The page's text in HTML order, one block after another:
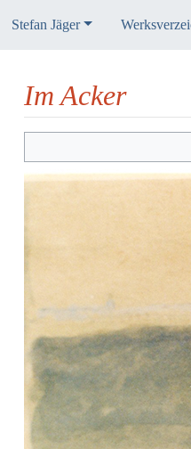
Stefan Jäger
Im Acker